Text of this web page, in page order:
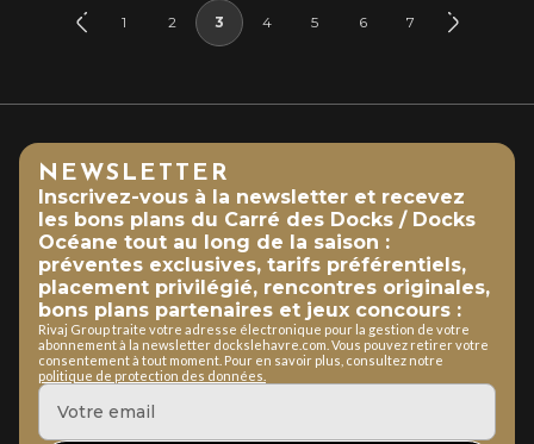
1 2 3 4 5 6 7
NEWSLETTER
Inscrivez-vous à la newsletter et recevez
les bons plans du Carré des Docks / Docks
Océane tout au long de la saison :
préventes exclusives, tarifs préférentiels,
placement privilégié, rencontres originales,
bons plans partenaires et jeux concours :
Rivaj Group traite votre adresse électronique pour la gestion de votre
abonnement à la newsletter dockslehavre.com. Vous pouvez retirer votre
consentement à tout moment. Pour en savoir plus, consultez notre
politique de protection des données.